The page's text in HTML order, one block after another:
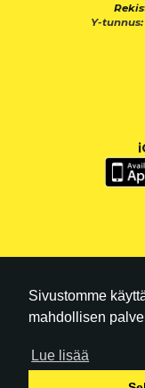
Sivustomme
mahdollisen
Lue lisää
Y-